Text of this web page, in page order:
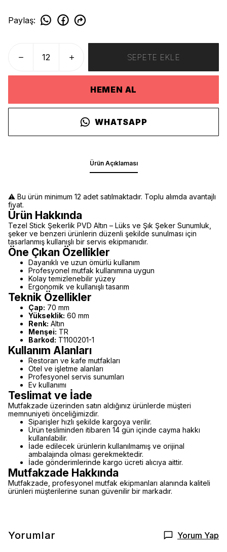
Paylaş:
SEPETE EKLE
HEMEN AL
WHATSAPP
Ürün Açıklaması
⚠️ Bu ürün minimum 12 adet satılmaktadır. Toplu alımda avantajlı
fiyat.
Ürün Hakkında
Tezel Stick Şekerlik PVD Altın – Lüks ve Şık Şeker Sunumluk,
şeker ve benzeri ürünlerin düzenli şekilde sunulması için
tasarlanmış kullanışlı bir servis ekipmanıdır.
Öne Çıkan Özellikler
Dayanıklı ve uzun ömürlü kullanım
Profesyonel mutfak kullanımına uygun
Kolay temizlenebilir yüzey
Ergonomik ve kullanışlı tasarım
Teknik Özellikler
Çap: 70 mm
Yükseklik: 60 mm
Renk: Altın
Menşei: TR
Barkod: T1100201-1
Kullanım Alanları
Restoran ve kafe mutfakları
Otel ve işletme alanları
Profesyonel servis sunumları
Ev kullanımı
Teslimat ve İade
Mutfakzade üzerinden satın aldığınız ürünlerde müşteri
memnuniyeti önceliğimizdir.
Siparişler hızlı şekilde kargoya verilir.
Ürün tesliminden itibaren 14 gün içinde cayma hakkı
kullanılabilir.
İade edilecek ürünlerin kullanılmamış ve orijinal
ambalajında olması gerekmektedir.
İade gönderimlerinde kargo ücreti alıcıya aittir.
Mutfakzade Hakkında
Mutfakzade, profesyonel mutfak ekipmanları alanında kaliteli
ürünleri müşterilerine sunan güvenilir bir markadır.
Yorumlar Yorum Yap